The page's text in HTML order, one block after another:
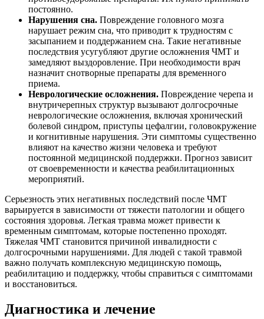
постоянно.
Нарушения сна. Повреждение головного мозга
нарушает режим сна, что приводит к трудностям с
засыпанием и поддержанием сна. Такие негативные
последствия усугубляют другие осложнения ЧМТ и
замедляют выздоровление. При необходимости врач
назначит снотворные препараты для временного
приема.
Неврологические осложнения. Повреждение черепа и
внутричерепных структур вызывают долгосрочные
неврологические осложнения, включая хронический
болевой синдром, приступы цефалгии, головокружение
и когнитивные нарушения. Эти симптомы существенно
влияют на качество жизни человека и требуют
постоянной медицинской поддержки. Прогноз зависит
от своевременности и качества реабилитационных
мероприятий.
Серьезность этих негативных последствий после ЧМТ
варьируется в зависимости от тяжести патологии и общего
состояния здоровья. Легкая травма может привести к
временным симптомам, которые постепенно проходят.
Тяжелая ЧМТ становится причиной инвалидности с
долгосрочными нарушениями. Для людей с такой травмой
важно получать комплексную медицинскую помощь,
реабилитацию и поддержку, чтобы справиться с симптомами
и восстановиться.
Диагностика и лечение